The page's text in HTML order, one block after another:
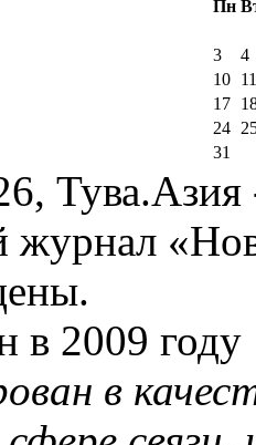
Пн
3
4
10
11
17
24
31
Тува.Азия
журнал
в 2009 году
в